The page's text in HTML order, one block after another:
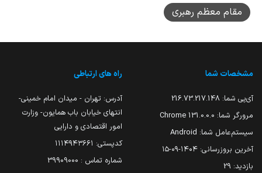
مقام معظم رهبری
مشخصات شما
آی‌پی شما: 216.73.217.148
مرورگر شما: 131.0.0.0 Chrome
سیستم‌عامل شما: Android
آخرین بروزرسانی: ۱۴۰۴-۰۹-۱۵
بازدید: 29
راه های ارتباطی
آدرس: تهران - میدان امام خمینی-
انتهای خیابان باب همایون- وزارت
امور اقتصادی و دارایی
کدپستی: ۱۱۱۴۹۴۳۶۶۱
شماره تماس : 39909000